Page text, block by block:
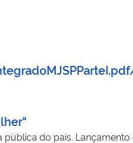
do país. Lançamento